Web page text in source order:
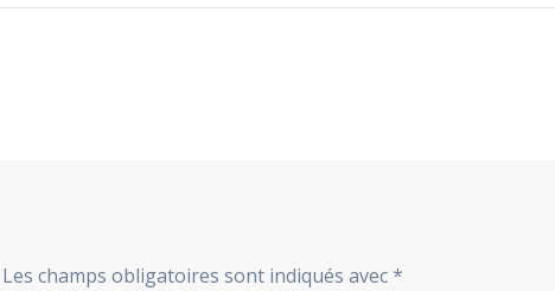
Les champs obligatoires sont indiqués avec*